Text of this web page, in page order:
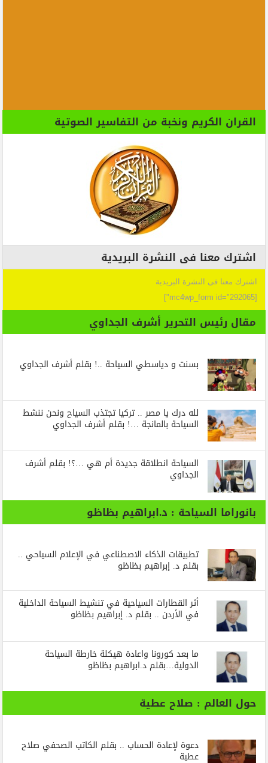
القران الكريم ونخبة من التفاسير الصوتية
اشترك معنا فى النشرة البريدية
اشترك معنا فى النشرة البريدية
[mc4wp_form id="292065"]
مقال رئيس التحرير أشرف الجداوي
بسنت و دياسطي السياحة ..! بقلم أشرف الجداوي
لله درك يا مصر .. تركيا تجتذب السياح ونحن ننشط
السياحة بالمانجة …! بقلم أشرف الجداوي
السياحة انطلاقة جديدة أم هي …؟! بقلم أشرف
الجداوي
بانوراما السياحة : د.ابراهيم بظاظو
تطبيقات الذكاء الاصطناعي في الإعلام السياحي ..
بقلم د. إبراهيم بظاظو
أثر القطارات السياحية في تنشيط السياحة الداخلية
في الأردن .. بقلم د. إبراهيم بظاظو
ما بعد كورونا واعادة هيكلة خارطة السياحة
الدولية…بقلم د.ابراهيم بظاظو
حول العالم : صلاح عطية
دعوة لإعادة الحساب .. بقلم الكاتب الصحفي صلاح
عطية